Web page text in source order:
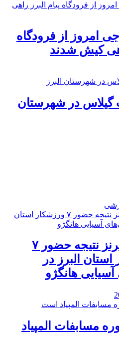
امروز از فرودگاه
کیش شدند
گیلاس در شهرستان
۲ مدال برنز نتیجه حضور ۷
البرز در
هانگژو
مسابفات المپیاد